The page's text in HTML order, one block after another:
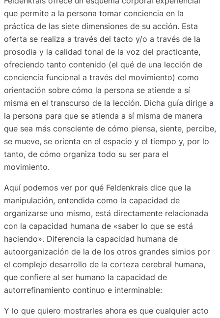
que permite a la persona tomar conciencia en la
práctica de las siete dimensiones de su acción. Esta
oferta se realiza a través del tacto y/o a través de la
prosodia y la calidad tonal de la voz del practicante,
ofreciendo tanto contenido (el qué de una lección de
conciencia funcional a través del movimiento) como
orientación sobre cómo la persona se atiende a sí
misma en el transcurso de la lección. Dicha guía dirige a
la persona para que se atienda a sí misma de manera
que sea más consciente de cómo piensa, siente, percibe,
se mueve, se orienta en el espacio y el tiempo y, por lo
tanto, de cómo organiza todo su ser para el
movimiento.
Aquí podemos ver por qué Feldenkrais dice que la
manipulación, entendida como la capacidad de
organizarse uno mismo, está directamente relacionada
con la capacidad humana de «saber lo que se está
haciendo». Diferencia la capacidad humana de
autoorganización de la de los otros grandes simios por
el complejo desarrollo de la corteza cerebral humana,
que confiere al ser humano la capacidad de
autorrefinamiento continuo e interminable:
Y lo que quiero mostrarles ahora es que cualquier acto